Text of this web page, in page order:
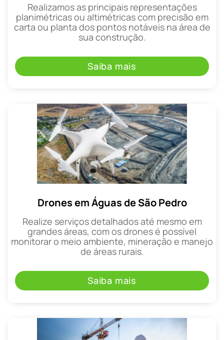
Realizamos as principais representações
planimétricas ou altimétricas com precisão em
carta ou planta dos pontos notáveis na área de
sua construção.
Saiba mais
Drones em Águas de São Pedro
Realize serviços detalhados até mesmo em
grandes áreas, com os drones é possível
monitorar o meio ambiente, mineração e manejo
de áreas rurais.
Saiba mais